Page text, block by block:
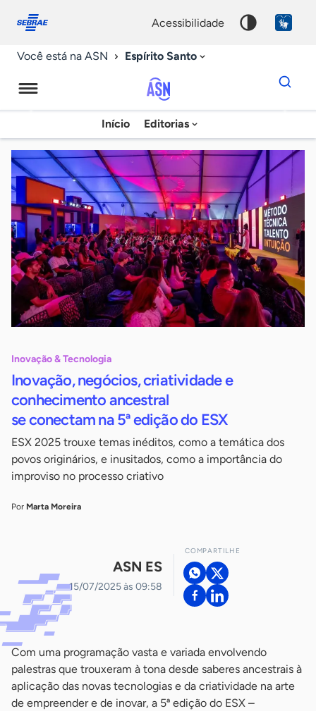
conosco
acessibilidade
Você está na ASN Espírito Santo
Agência
Sebrae
de
Notícias
Início Editorias
Dados
para
chave
Inovação & Tecnologia
Inovação, negócios, criatividade e
conhecimento ancestral
se conectam na 5ª edição do ESX
ESX 2025 trouxe temas inéditos, como a temática dos
povos originários, e inusitados, como a importância do
improviso no processo criativo
Por Marta Moreira
ASN ES
15/07/2025 às 09:58
COMPARTILHE
Com uma programação vasta e variada envolvendo
palestras que trouxeram à tona desde saberes ancestrais à
aplicação das novas tecnologias e da criatividade na arte
de empreender e de inovar, a 5ª edição do ESX –